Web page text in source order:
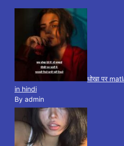
धोखा पर
in hindi
By admin